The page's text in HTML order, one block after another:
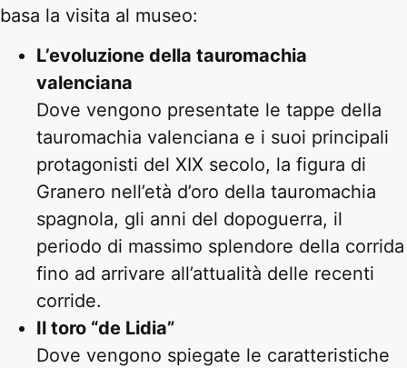
basa la visita al museo:
L’evoluzione della tauromachia
valenciana
Dove vengono presentate le tappe della
tauromachia valenciana e i suoi principali
protagonisti del XIX secolo, la figura di
Granero nell’età d’oro della tauromachia
spagnola, gli anni del dopoguerra, il
periodo di massimo splendore della corrida
fino ad arrivare all’attualità delle recenti
corride.
Il toro “de Lidia”
Dove vengono spiegate le caratteristiche